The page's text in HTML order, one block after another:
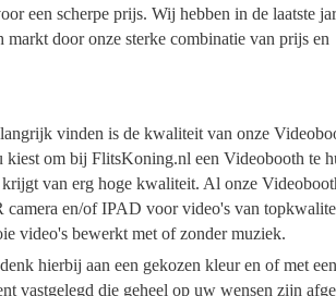
een scherpe prijs. Wij hebben in de laatste
door onze sterke combinatie van prijs en
vinden is de kwaliteit van onze
om bij FlitsKoning.nl een Videobooth te
van erg hoge kwaliteit. Al onze
camera en/of IPAD voor video's van
video's bewerkt met of zonder muziek.
hierbij aan een gekozen kleur en of met een
vastgelegd die geheel op uw wensen zijn